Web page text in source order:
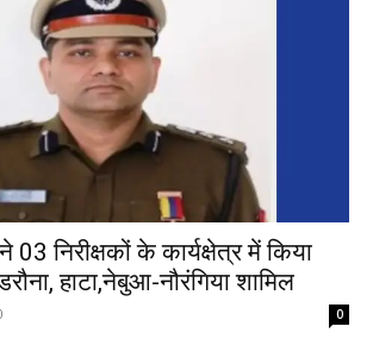
निरीक्षकों के कार्यक्षेत्र में किया
हाटा,नेबुआ-नौरंगिया शामिल
0